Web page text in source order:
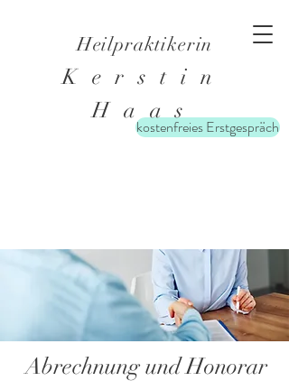
kostenfreies Erstgespräch
Heilpraktikerin
Kerstin
Haas
Abrechnung und Honorar